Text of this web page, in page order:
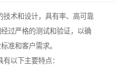
技术和设计，具有率、高可靠
过严格的测试和验证，以确
准和客户需求。
有以下主要特点：